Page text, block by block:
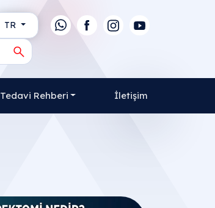
TR
Tedavi Rehberi İletişim